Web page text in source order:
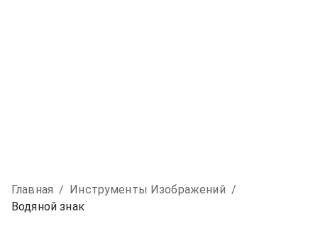
Главная / Инструменты Изображений /
Водяной знак